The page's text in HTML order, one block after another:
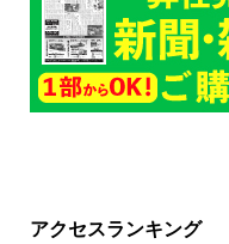
アクセスランキング